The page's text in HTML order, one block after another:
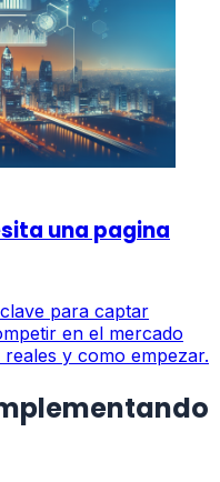
una pagina
para captar
en el mercado
y como empezar.